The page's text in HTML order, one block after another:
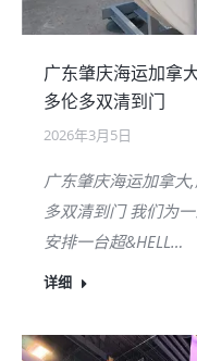
广东肇庆海运加拿
多伦多双清到门
2026年3月5日
广东肇庆海运加拿
多双清到门 我们为
安排一台超&HELL…
详细